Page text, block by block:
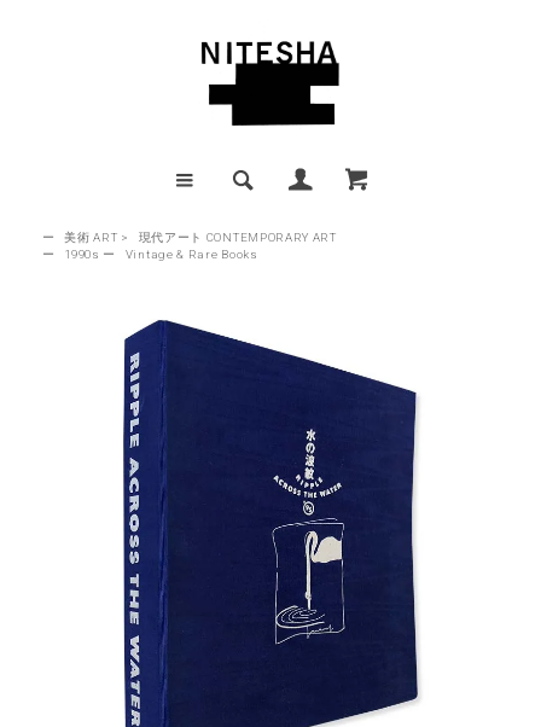
ー 美術 ART >
現代アート CONTEMPORARY ART
ー
1990s ー Vintage & Rare Books